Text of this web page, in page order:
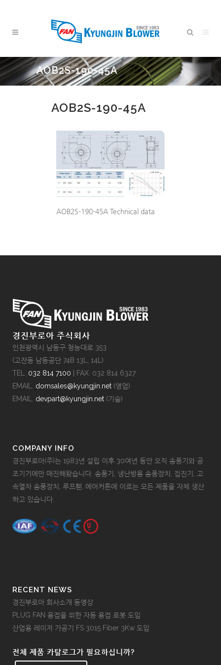
AOB2S-190-45A
AOB2S-190-45A
AOB2S-190-45A Technical data
경진부로아 주식회사
인천광역시 남동구 청능대로 353
(고잔동 남동공단 74B 13L, 14L)
TEL. 032 814 7100 | FAX. 032 814 6327
EMAIL. domsales@kyungjin.net (영업)
EMAIL. devpart@kyungjin.net (기술)
COMPANY INFO
경진부로아(주)는 1983년 설립 이후 30여년 동안 오직 송풍기와 공
조기기에만 매진해왔습니다. 송풍기, 냉난방용 송풍장치, 집진기, 고
속열차 송풍장치, 루프휀, 에어커튼에 이르는 모든 제품을 자체 생산
하고 있습니다.
RECENT NEWS
경진부로아 회사소개 동영상
PLUG FAN 용접을 위한 자동 용접 로봇 도입
산업용 레이저 가공기 FS 3015 Fiber 3Kw 도입
전체 제품 카탈로그가 필요하십니까?